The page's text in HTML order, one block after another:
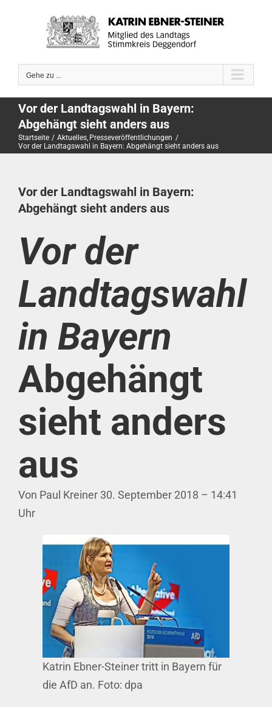
Gehe zu ...
Vor der Landtagswahl in Bayern:
Abgehängt sieht anders aus
Startseite Aktuelles Presseveröffentlichungen
Vor der Landtagswahl in Bayern: Abgehängt sieht anders aus
Vor der Landtagswahl in Bayern:
Abgehängt sieht anders aus
Vor der
Landtagswahl
in Bayern
Abgehängt
sieht anders
aus
Von Paul Kreiner 30. September 2018 – 14:41
Uhr
Katrin Ebner-Steiner tritt in Bayern für
die AfD an. Foto: dpa